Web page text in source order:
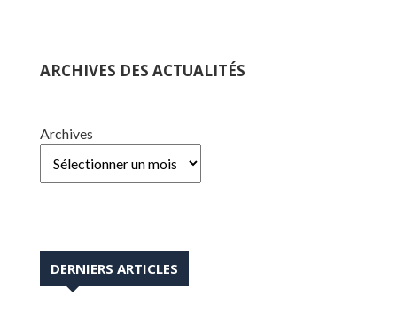
ARCHIVES DES ACTUALITÉS
Archives
DERNIERS ARTICLES